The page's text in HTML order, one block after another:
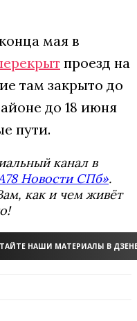
мая в
проезд на
там закрыто до
до 18 июня
пути.
канал в
Новости СПб».
как и чем живёт
НАШИ МАТЕРИАЛЫ В